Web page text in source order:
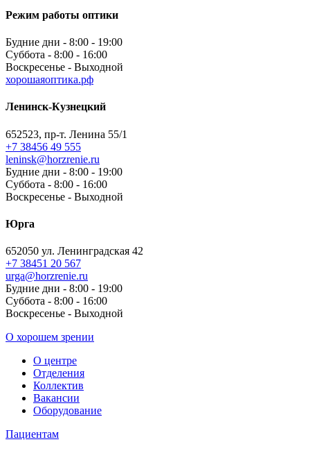
Режим работы оптики
Будние дни - 8:00 - 19:00
Суббота - 8:00 - 16:00
Воскресенье - Выходной
хорошаяоптика.рф
Ленинск-Кузнецкий
652523, пр-т. Ленина 55/1
+7 38456 49 555
leninsk@horzrenie.ru
Будние дни - 8:00 - 19:00
Суббота - 8:00 - 16:00
Воскресенье - Выходной
Юрга
652050 ул. Ленинградская 42
+7 38451 20 567
urga@horzrenie.ru
Будние дни - 8:00 - 19:00
Суббота - 8:00 - 16:00
Воскресенье - Выходной
О хорошем зрении
О центре
Отделения
Коллектив
Вакансии
Оборудование
Пациентам